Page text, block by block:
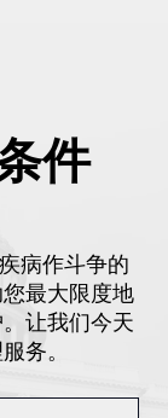
件
病作斗争的
最大限度地
让我们今天
务。